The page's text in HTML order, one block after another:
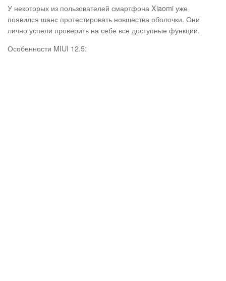
У некоторых из пользователей смартфона Xiaomi уже
появился шанс протестировать новшества оболочки. Они
лично успели проверить на себе все доступные функции.
Особенности MIUI 12.5: